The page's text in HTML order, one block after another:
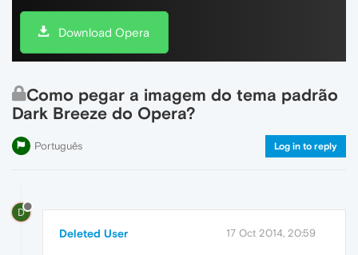
Download Opera
Como pegar a imagem do tema padrão
Dark Breeze do Opera?
Português Log in to reply
D
Deleted User 17 Oct 2014, 20:59